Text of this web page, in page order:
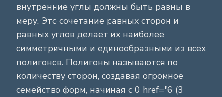
внутренние углы должны быть равны в
меру. Это сочетание равных сторон и
равных углов делает их наиболее
симметричными и единообразными из всех
полигонов. Полигоны называются по
количеству сторон, создавая огромное
семейство форм, начиная с 0 href="6 (3